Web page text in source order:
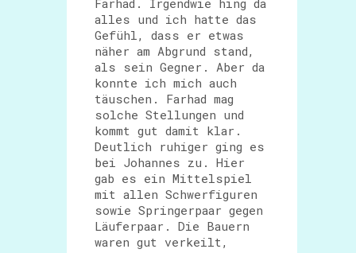
Farhad. Irgendwie hing da
alles und ich hatte das
Gefühl, dass er etwas
näher am Abgrund stand,
als sein Gegner. Aber da
konnte ich mich auch
täuschen. Farhad mag
solche Stellungen und
kommt gut damit klar.
Deutlich ruhiger ging es
bei Johannes zu. Hier
gab es ein Mittelspiel
mit allen Schwerfiguren
sowie Springerpaar gegen
Läuferpaar. Die Bauern
waren gut verkeilt,